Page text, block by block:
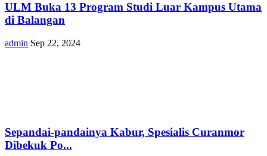
ULM Buka 13 Program Studi Luar Kampus Utama
di Balangan
admin Sep 22, 2024
Sepandai-pandainya Kabur, Spesialis Curanmor
Dibekuk Po...